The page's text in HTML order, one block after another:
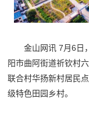
金山网讯 7月6日
阳市曲阿街道祈钦村
联合村华扬新村居民
级特色田园乡村。